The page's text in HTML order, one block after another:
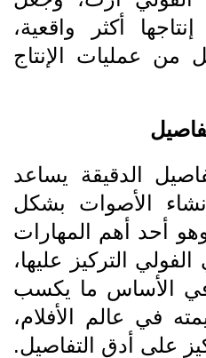
أكثر واقعية،
من عمليات الإنتاج
الدقيقة يساعد
الأصوات بشكل
أحد أهم المهارات
التركيز عليها،
الأساس ما يكسب
في عالم الأفلام،
على أدق التفاصيل.